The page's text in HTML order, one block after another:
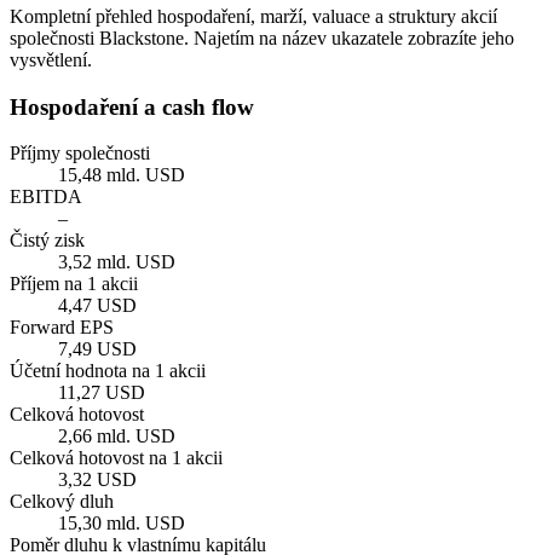
Kompletní přehled hospodaření, marží, valuace a struktury akcií
společnosti Blackstone. Najetím na název ukazatele zobrazíte jeho
vysvětlení.
Hospodaření a cash flow
Příjmy společnosti
15,48 mld. USD
EBITDA
–
Čistý zisk
3,52 mld. USD
Příjem na 1 akcii
4,47 USD
Forward EPS
7,49 USD
Účetní hodnota na 1 akcii
11,27 USD
Celková hotovost
2,66 mld. USD
Celková hotovost na 1 akcii
3,32 USD
Celkový dluh
15,30 mld. USD
Poměr dluhu k vlastnímu kapitálu